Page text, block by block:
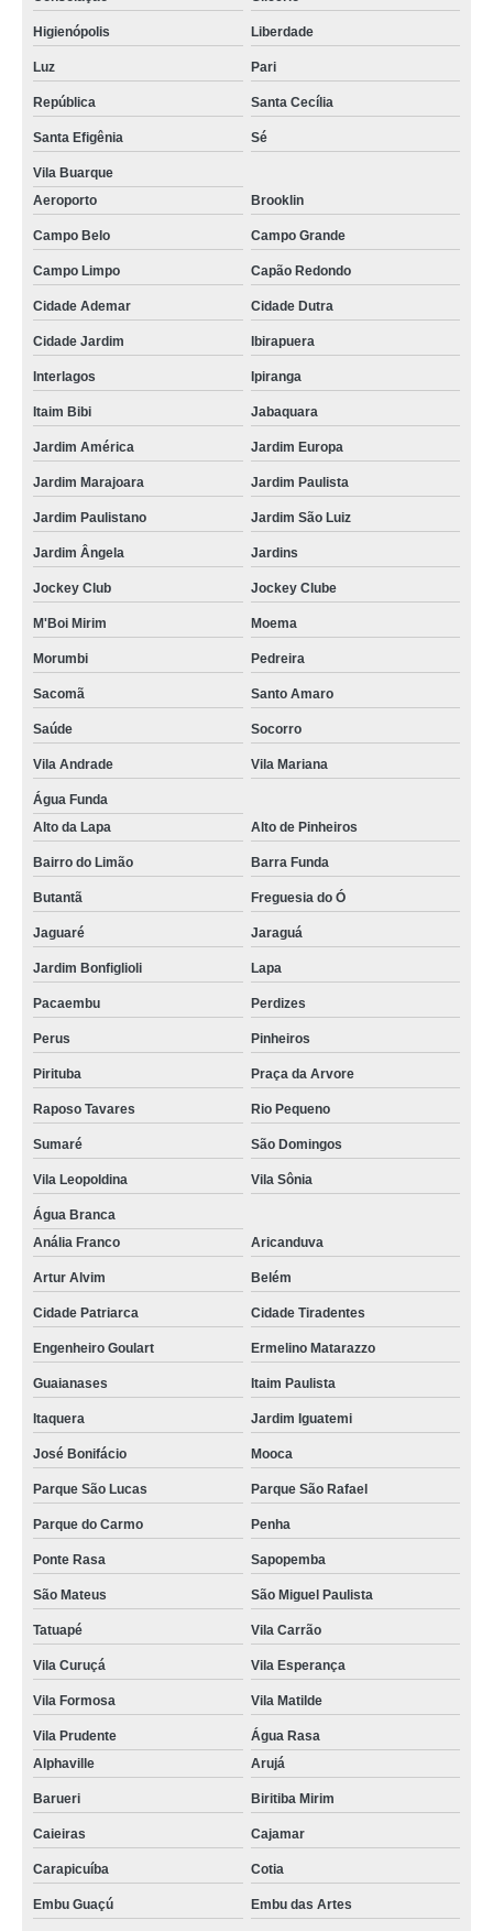
Higienópolis Liberdade
Luz Pari
República Santa Cecília
Santa Efigênia Sé
Vila Buarque
Aeroporto
Brooklin
Campo Belo Campo Grande
Campo Limpo Capão Redondo
Cidade Ademar Cidade Dutra
Cidade Jardim Ibirapuera
Interlagos Ipiranga
Itaim Bibi Jabaquara
Jardim América Jardim Europa
Jardim Marajoara Jardim Paulista
Jardim Paulistano Jardim São Luiz
Jardim Ângela Jardins
Jockey Club Jockey Clube
M'Boi Mirim Moema
Morumbi Pedreira
Sacomã Santo Amaro
Saúde Socorro
Vila Andrade Vila Mariana
Água Funda
Alto da Lapa
Alto de Pinheiros
Bairro do Limão Barra Funda
Butantã Freguesia do Ó
Jaguaré Jaraguá
Jardim Bonfiglioli Lapa
Pacaembu Perdizes
Perus Pinheiros
Pirituba Praça da Arvore
Raposo Tavares Rio Pequeno
Sumaré São Domingos
Vila Leopoldina Vila Sônia
Água Branca
Anália Franco
Aricanduva
Artur Alvim Belém
Cidade Patriarca Cidade Tiradentes
Engenheiro Goulart Ermelino Matarazzo
Guaianases Itaim Paulista
Itaquera Jardim Iguatemi
José Bonifácio Mooca
Parque São Lucas Parque São Rafael
Parque do Carmo Penha
Ponte Rasa Sapopemba
São Mateus São Miguel Paulista
Tatuapé Vila Carrão
Vila Curuçá Vila Esperança
Vila Formosa Vila Matilde
Vila Prudente
Água Rasa
Alphaville
Arujá
Barueri Biritiba Mirim
Caieiras Cajamar
Carapicuíba Cotia
Embu Guaçú Embu das Artes